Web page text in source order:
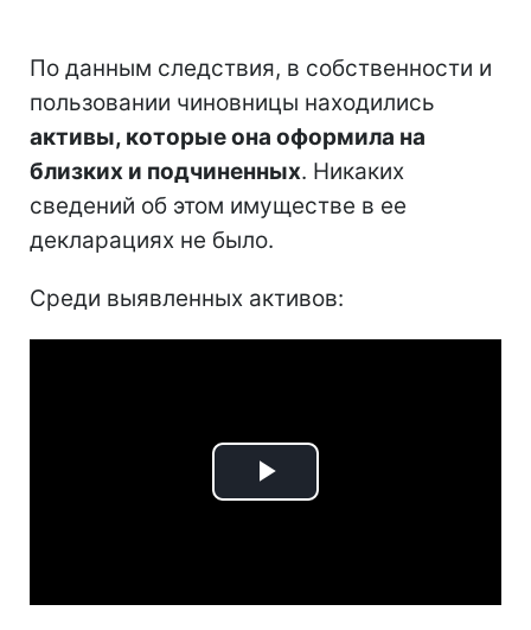
По данным следствия, в собственности и
пользовании чиновницы находились
активы, которые она оформила на
близких и подчиненных. Никаких
сведений об этом имуществе в ее
декларациях не было.
Среди выявленных активов:
Play